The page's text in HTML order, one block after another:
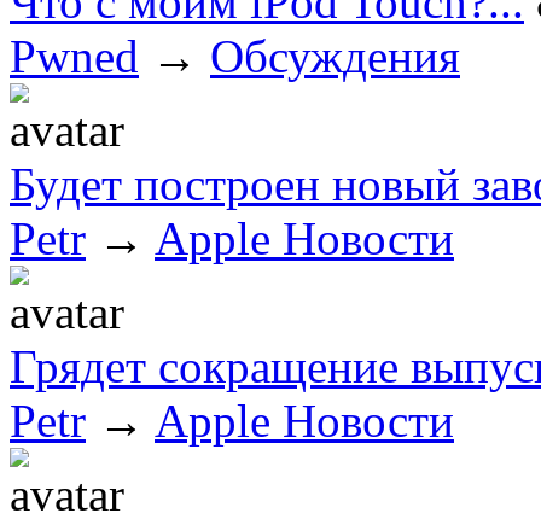
Pwned → Обсуждения
Будет построен новый
Petr → Apple Новости
Грядет сокращение
Petr → Apple Новости